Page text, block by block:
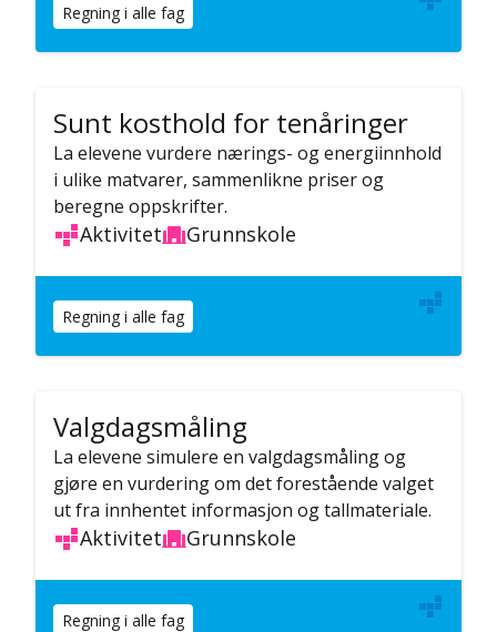
Regning i alle fag
Sunt kosthold for tenåringer
La elevene vurdere nærings- og energiinnhold
i ulike matvarer, sammenlikne priser og
beregne oppskrifter.
Aktivitet Grunnskole
Regning i alle fag
Valgdagsmåling
La elevene simulere en valgdagsmåling og
gjøre en vurdering om det forestående valget
ut fra innhentet informasjon og tallmateriale.
Aktivitet Grunnskole
Regning i alle fag